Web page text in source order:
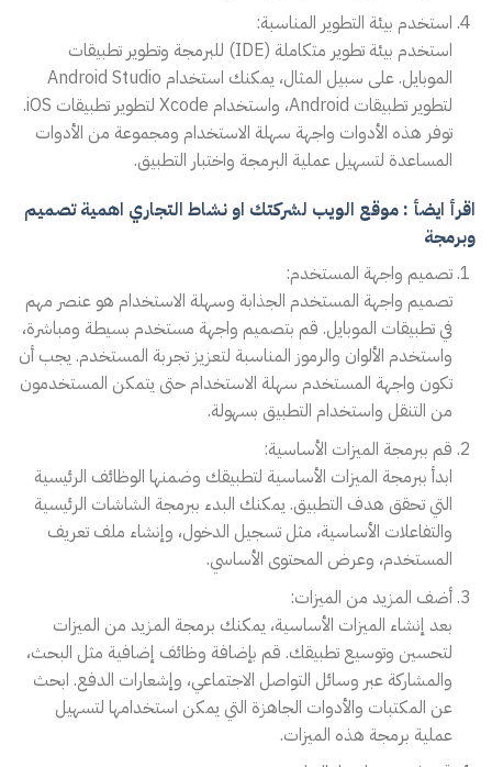
استخدم بيئة التطوير المناسبة:
استخدم بيئة تطوير متكاملة (IDE) للبرمجة وتطوير تطبيقات
الموبايل. على سبيل المثال، يمكنك استخدام Android Studio
لتطوير تطبيقات Android، واستخدام Xcode لتطوير تطبيقات iOS.
توفر هذه الأدوات واجهة سهلة الاستخدام ومجموعة من الأدوات
المساعدة لتسهيل عملية البرمجة واختبار التطبيق.
اقرأ ايضأ : موقع الويب لشركتك او نشاط التجاري اهمية تصميم
وبرمجة
تصميم واجهة المستخدم:
تصميم واجهة المستخدم الجذابة وسهلة الاستخدام هو عنصر مهم
في تطبيقات الموبايل. قم بتصميم واجهة مستخدم بسيطة ومباشرة،
واستخدم الألوان والرموز المناسبة لتعزيز تجربة المستخدم. يجب أن
تكون واجهة المستخدم سهلة الاستخدام حتى يتمكن المستخدمون
من التنقل واستخدام التطبيق بسهولة.
قم ببرمجة الميزات الأساسية:
ابدأ ببرمجة الميزات الأساسية لتطبيقك وضمنها الوظائف الرئيسية
التي تحقق هدف التطبيق. يمكنك البدء ببرمجة الشاشات الرئيسية
والتفاعلات الأساسية، مثل تسجيل الدخول، وإنشاء ملف تعريف
المستخدم، وعرض المحتوى الأساسي.
أضف المزيد من الميزات:
بعد إنشاء الميزات الأساسية، يمكنك برمجة المزيد من الميزات
لتحسين وتوسيع تطبيقك. قم بإضافة وظائف إضافية مثل البحث،
والمشاركة عبر وسائل التواصل الاجتماعي، وإشعارات الدفع. ابحث
عن المكتبات والأدوات الجاهزة التي يمكن استخدامها لتسهيل
عملية برمجة هذه الميزات.